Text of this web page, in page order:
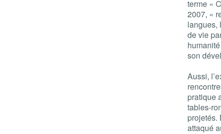
terme «
2007, «
langues,
de vie
son
Aussi,
pratique
tables-
projetés.
attaqué